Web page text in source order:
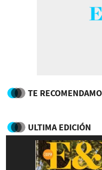
TE
ULTIMA EDICIÓN